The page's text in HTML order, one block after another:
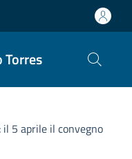
Torres
il 5 aprile il convegno